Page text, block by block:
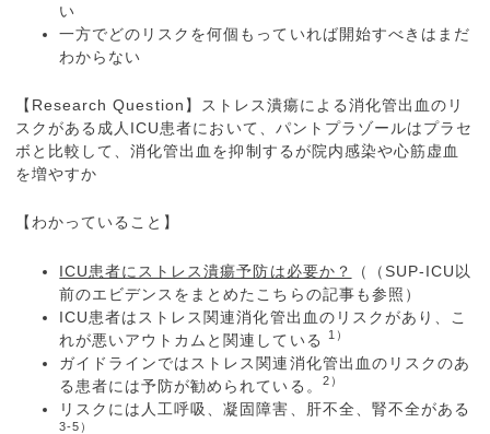
い
一方でどのリスクを何個もっていれば開始すべきはまだ
わからない
【Research Question】ストレス潰瘍による消化管出血のリ
スクがある成人ICU患者において、パントプラゾールはプラセ
ボと比較して、消化管出血を抑制するが院内感染や心筋虚血
を増やすか
【わかっていること】
ICU患者にストレス潰瘍予防は必要か？
（（SUP-ICU以
前のエビデンスをまとめたこちらの記事も参照）
ICU患者はストレス関連消化管出血のリスクがあり、こ
れが悪いアウトカムと関連している
1）
ガイドラインではストレス関連消化管出血のリスクのあ
る患者には予防が勧められている。
2）
リスクには人工呼吸、凝固障害、肝不全、腎不全がある
3-5）